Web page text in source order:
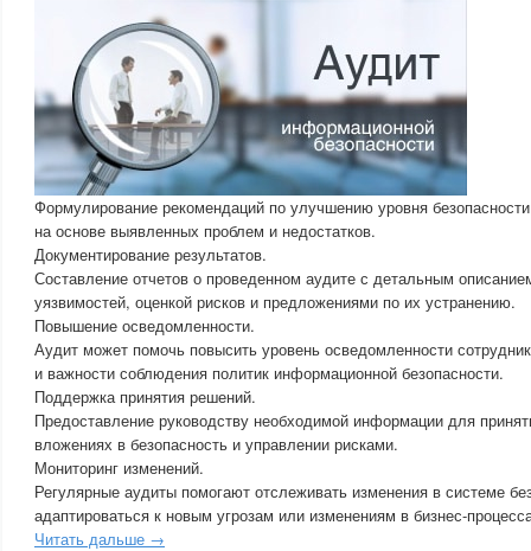
Формулирование рекомендаций по улучшению уровня
на основе выявленных проблем и недостатков.
Документирование результатов.
Составление отчетов о проведенном аудите с детальным
уязвимостей, оценкой рисков и предложениями по их устранению.
Повышение осведомленности.
Аудит может помочь повысить уровень осведомленности
и важности соблюдения политик информационной безопасности.
Поддержка принятия решений.
Предоставление руководству необходимой информации для
вложениях в безопасность и управлении рисками.
Мониторинг изменений.
Регулярные аудиты помогают отслеживать изменения в системе
адаптироваться к новым угрозам или изменениям в бизнес-
Читать дальше →